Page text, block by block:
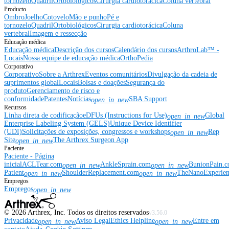
Producto
OmbroJoelhoCotoveloMão e punhoPé e
tornozeloQuadrilOrtobiológicosCirurgia cardiotorácicaColuna
vertebralImagem e ressecção
Educação médica
Educação médicaDescrição dos cursosCalendário dos cursosArthroLab™ -
LocaisNossa equipe de educação médicaOrthoPedia
Corporativo
CorporativoSobre a ArthrexEventos comunitáriosDivulgação da cadeia de
suprimentos globalLocaisBolsas e doaçõesSegurança do
produtoGerenciamento de risco e
conformidadePatentesNotíciasopen_in_newSBA Support
Recursos
Linha direta de codificaçãoeDFUs (Instructions for Use)open_in_newGlobal
Enterprise Labeling System (GELS)Unique Device Identifier
(UDI)Solicitações de exposições, congressos e workshopsopen_in_newRep
Siteopen_in_newThe Arthrex Surgeon App
Paciente
Paciente - Página
inicialACLTear.comopen_in_newAnkleSprain.comopen_in_new
Patientopen_in_newShoulderReplacement.comopen_in_new
Empregos
Empregosopen_in_new
© 2026 Arthrex, Inc. Todos os direitos reservadosv3.56.0
Privacidadeopen_in_newAviso LegalEthics Helplineopen_in_newEntre em